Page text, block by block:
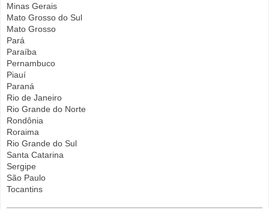
Minas Gerais
Mato Grosso do Sul
Mato Grosso
Pará
Paraíba
Pernambuco
Piauí
Paraná
Rio de Janeiro
Rio Grande do Norte
Rondônia
Roraima
Rio Grande do Sul
Santa Catarina
Sergipe
São Paulo
Tocantins